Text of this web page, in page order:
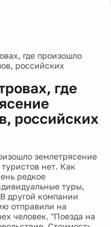
где произошло
российских
где
российских
землетрясение
нет. Как
редкое
туры,
другой компании
отправили на
человек. "Поезда на